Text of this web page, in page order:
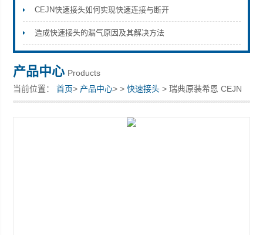
上海康驿实业有限公司
CEJN快速接头如何实现快速连接与断开
造成快速接头的漏气原因及其解决方法
产品中心 Products
当前位置：首页> 产品中心> >快速接头 > 瑞典原装希恩 CEJN
快速接头 10 411 1006